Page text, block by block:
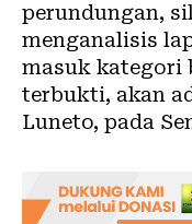
perundungan,
menganalisis
masuk kategori
terbukti, akan
Luneto, pada